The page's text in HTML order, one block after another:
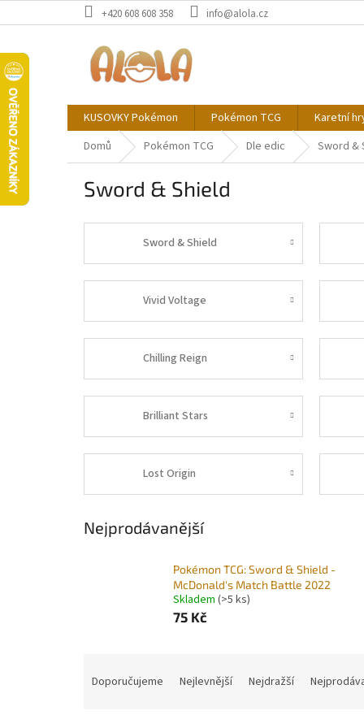
na
+420 608 608 358 info@alola.cz
KUSOVKY Pokémon Pokémon TCG Karetní
Domů
Pokémon TCG Dle edic Sword &
Sword & Shield
Sword & Shield
Vivid Voltage
Chilling Reign
Brilliant Stars
Lost Origin
Nejprodávanější
Pokémon TCG: Sword & Shield -
McDonald's Match Battle 2022
Skladem (>5 ks)
75 Kč
Doporučujeme Nejlevnější Nejdražší